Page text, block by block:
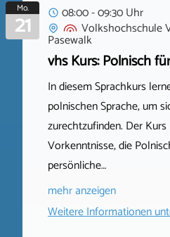
Mo.
21
08:00 - 09:30 Uhr
Volkshochschule
Pasewalk
vhs Kurs: Polnisch
In diesem Sprachkurs
polnischen Sprache, um
zurechtzufinden. Der
Vorkenntnisse, die
persönliche…
mehr anzeigen
Weitere Informationen